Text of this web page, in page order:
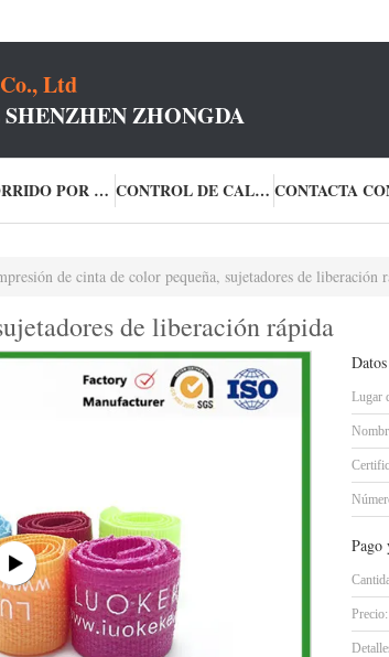
Ltd
ZHONGDA
RECORRIDO POR LA FÁBRICA CONTROL DE CALIDAD
de cinta de color pequeña, sujetadores de liberación
de liberación rápida
Lugar
Pago
Precio: